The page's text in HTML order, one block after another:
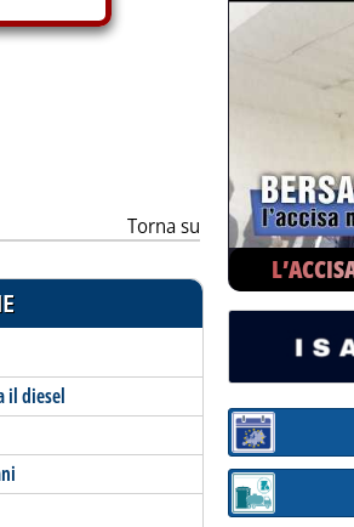
Torna su
il diesel
Sezione:
Sezione: